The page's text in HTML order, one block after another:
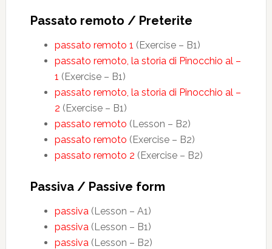
Passato remoto / Preterite
passato remoto 1 (Exercise – B1)
passato remoto, la storia di Pinocchio al –
1 (Exercise – B1)
passato remoto, la storia di Pinocchio al –
2 (Exercise – B1)
passato remoto (Lesson – B2)
passato remoto (Exercise – B2)
passato remoto 2 (Exercise – B2)
Passiva / Passive form
passiva(Lesson – A1)
passiva(Lesson – B1)
passiva(Lesson – B2)